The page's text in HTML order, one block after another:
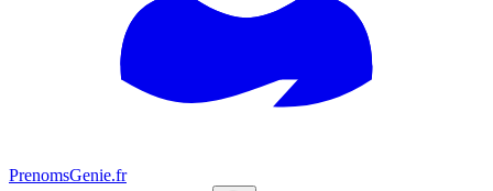
PrenomsGenie.fr